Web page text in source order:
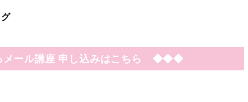
グ
メール講座 申し込みはこちら ◆◆◆